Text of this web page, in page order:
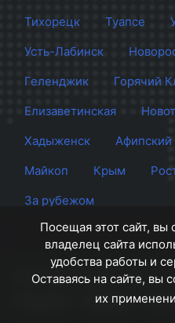
Тихорецк
Туапсе
Усть-Лабинск
Геленджик
Горячий
Елизаветинская
Хадыженск
Афипский
Майкоп
Крым
За рубежом
Сайт Краснодара
© 2012 -
Правила
Посещая этот сайт, вы
владелец сайта
удобства работы и
Оставаясь на сайте, вы
их